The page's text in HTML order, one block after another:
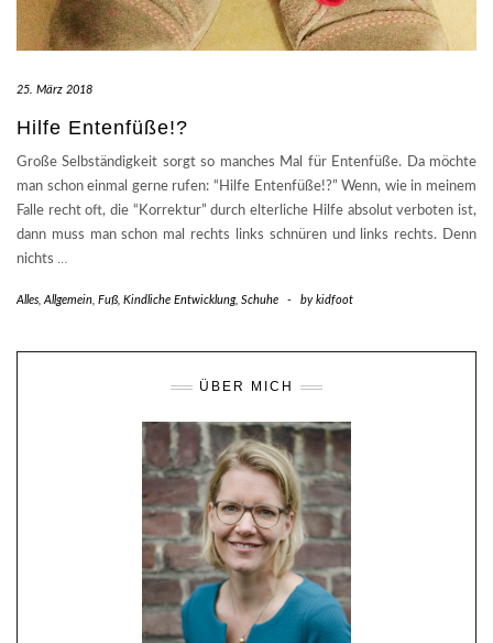
25. März 2018
Hilfe Entenfüße!?
Große Selbständigkeit sorgt so manches Mal für Entenfüße. Da möchte
man schon einmal gerne rufen: “Hilfe Entenfüße!?” Wenn, wie in meinem
Falle recht oft, die “Korrektur” durch elterliche Hilfe absolut verboten ist,
dann muss man schon mal rechts links schnüren und links rechts. Denn
nichts …
Alles,Allgemein, Fuß, Kindliche Entwicklung, Schuhe - bykidfoot
ÜBER MICH